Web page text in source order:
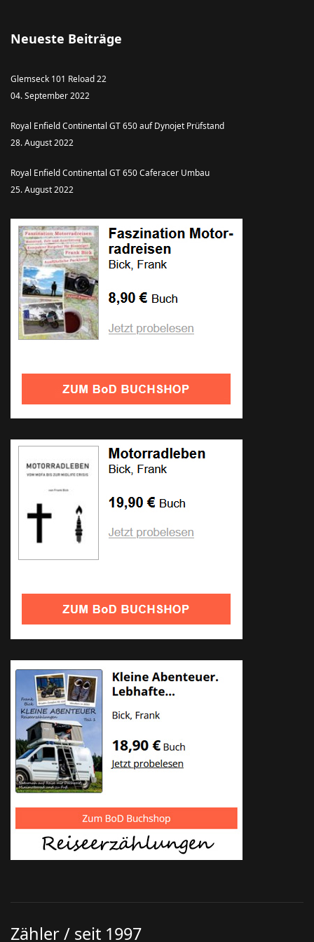
Neueste Beiträge
Glemseck 101 Reload 22
04. September 2022
Royal Enfield Continental GT 650 auf Dynojet Prüfstand
28. August 2022
Royal Enfield Continental GT 650 Caferacer Umbau
25. August 2022
Zähler / seit 1997